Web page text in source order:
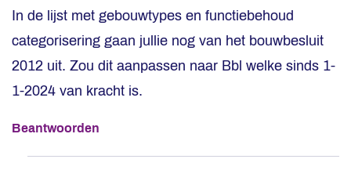
In de lijst met gebouwtypes en functiebehoud
categorisering gaan jullie nog van het bouwbesluit
2012 uit. Zou dit aanpassen naar Bbl welke sinds 1-
1-2024 van kracht is.
Beantwoorden